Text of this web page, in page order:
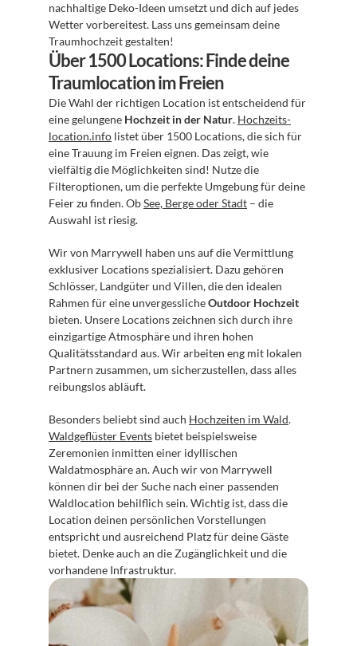
nachhaltige Deko-Ideen umsetzt und dich auf jedes
Wetter vorbereitest. Lass uns gemeinsam deine
Traumhochzeit gestalten!
Über 1500 Locations: Finde deine
Traumlocation im Freien
Die Wahl der richtigen Location ist entscheidend für
eine gelungene Hochzeit in der Natur. Hochzeits-
location.info listet über 1500 Locations, die sich für
eine Trauung im Freien eignen. Das zeigt, wie
vielfältig die Möglichkeiten sind! Nutze die
Filteroptionen, um die perfekte Umgebung für deine
Feier zu finden. Ob See, Berge oder Stadt – die
Auswahl ist riesig.
Wir von Marrywell haben uns auf die Vermittlung
exklusiver Locations spezialisiert. Dazu gehören
Schlösser, Landgüter und Villen, die den idealen
Rahmen für eine unvergessliche Outdoor Hochzeit
bieten. Unsere Locations zeichnen sich durch ihre
einzigartige Atmosphäre und ihren hohen
Qualitätsstandard aus. Wir arbeiten eng mit lokalen
Partnern zusammen, um sicherzustellen, dass alles
reibungslos abläuft.
Besonders beliebt sind auch Hochzeiten im Wald
Waldgeflüster Events bietet beispielsweise
Zeremonien inmitten einer idyllischen
Waldatmosphäre an. Auch wir von Marrywell
können dir bei der Suche nach einer passenden
Waldlocation behilflich sein. Wichtig ist, dass die
Location deinen persönlichen Vorstellungen
entspricht und ausreichend Platz für deine Gäste
bietet. Denke auch an die Zugänglichkeit und die
vorhandene Infrastruktur.